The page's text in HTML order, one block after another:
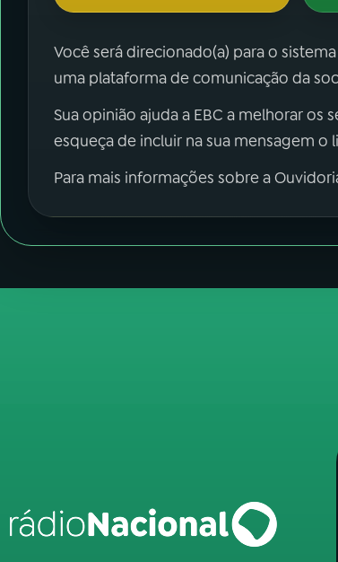
Você será direcionado(a) para o
uma plataforma de comunicação da
Sua opinião ajuda a EBC a melhorar
esqueça de incluir na sua mensagem
Para mais informações sobre a